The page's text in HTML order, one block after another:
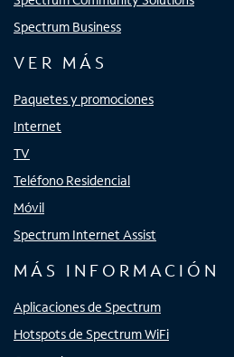
Spectrum Business
VER MÁS
Paquetes y promociones
Internet
TV
Teléfono Residencial
Móvil
Spectrum Internet Assist
MÁS INFORMACIÓN
Aplicaciones de Spectrum
Hotspots de Spectrum WiFi